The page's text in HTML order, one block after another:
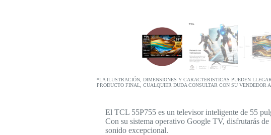
*LA ILUSTRACIÓN, DIMENSIONES Y CARACTERISTICAS PUEDEN
PRODUCTO FINAL, CUALQUIER DUDA CONSULTAR CON SU VENDEDOR
El TCL 55P755 es un televisor inteligente de 55
Con su sistema operativo Google TV, disfrutarás
sonido excepcional.